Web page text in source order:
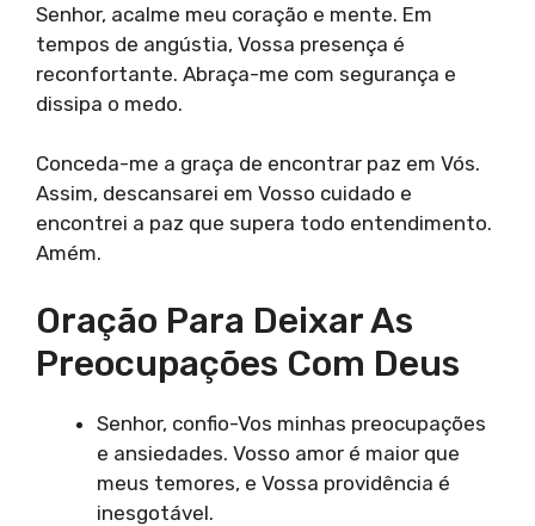
Senhor, acalme meu coração e mente. Em
tempos de angústia, Vossa presença é
reconfortante. Abraça-me com segurança e
dissipa o medo.
Conceda-me a graça de encontrar paz em Vós.
Assim, descansarei em Vosso cuidado e
encontrei a paz que supera todo entendimento.
Amém.
Oração Para Deixar As
Preocupações Com Deus
Senhor, confio-Vos minhas preocupações
e ansiedades. Vosso amor é maior que
meus temores, e Vossa providência é
inesgotável.